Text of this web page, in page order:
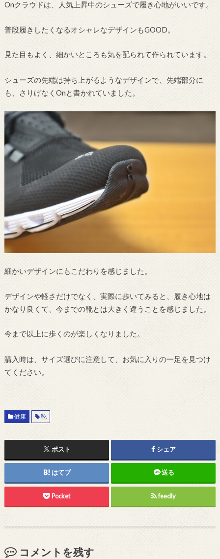
Onクラウドは、人気上昇中のシューズで履き心地がいいです。
普段履きしたくなるオシャレなデザインもGOOD。
見た目もよく、細かいところも気を配られて作られています。
シューズの先端は持ち上がるようなデザインで、先端部分に
も、さりげなくOnと書かれていました。
細かいデザインにもこだわりを感じました。
デザインや軽さだけでなく、実際に歩いてみると、履き心地は
かなり良くて、今までの靴とは大きく違うことを感じました。
今まで以上に歩くのが楽しくなりました。
購入時は、サイズ選びに注意して、お気に入りの一足を見つけ
てください。
健康 靴
ポスト シェア
はてブ 送る
Pocket feedly
コメントを残す